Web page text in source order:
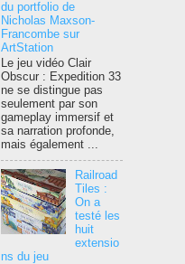
du portfolio de
Nicholas Maxson-
Francombe sur
ArtStation
Le jeu vidéo Clair
Obscur : Expedition 33
ne se distingue pas
seulement par son
gameplay immersif et
sa narration profonde,
mais également ...
Railroad
Tiles :
On a
testé les
huit
extensio
ns du jeu